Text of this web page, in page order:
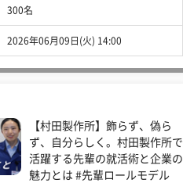
300名
2026年06月09日(火) 14:00
【村田製作所】飾らず、偽ら
ず、自分らしく。村田製作所で
活躍する先輩の就活術と企業の
魅力とは #先輩ロールモデル